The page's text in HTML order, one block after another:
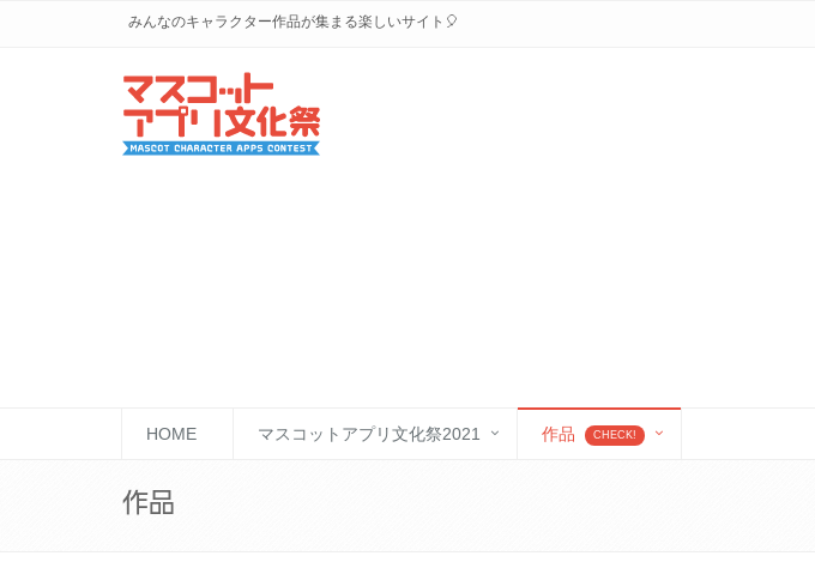
みんなのキャラクター作品が集まる楽しいサイト🎈
HOME マスコットアプリ文化祭2021 作品 CHECK!
作品